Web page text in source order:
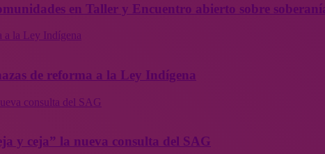
en Taller y Encuentro abierto sobre
a la Ley Indígena
de reforma a la Ley Indígena
consulta del SAG
y ceja” la nueva consulta del SAG